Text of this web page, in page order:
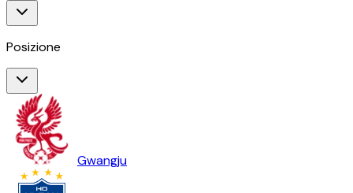
Posizione
Gwangju